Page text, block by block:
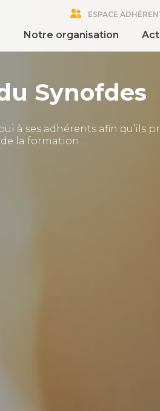
ESPACE
Notre organisation
Synofdes
à ses adhérents afin qu’ils
la formation.